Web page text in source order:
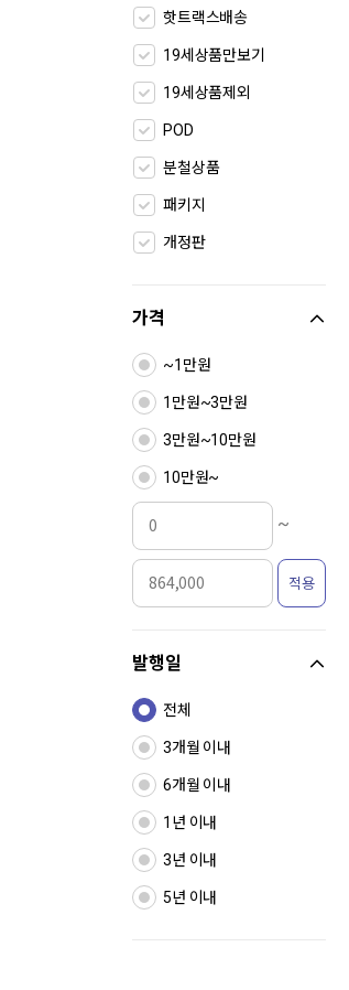
핫트랙스배송
19세상품만보기
19세상품제외
POD
분철상품
패키지
개정판
가격
~1만원
1만원~3만원
3만원~10만원
10만원~
~
적용
발행일
전체
3개월 이내
6개월 이내
1년 이내
3년 이내
5년 이내